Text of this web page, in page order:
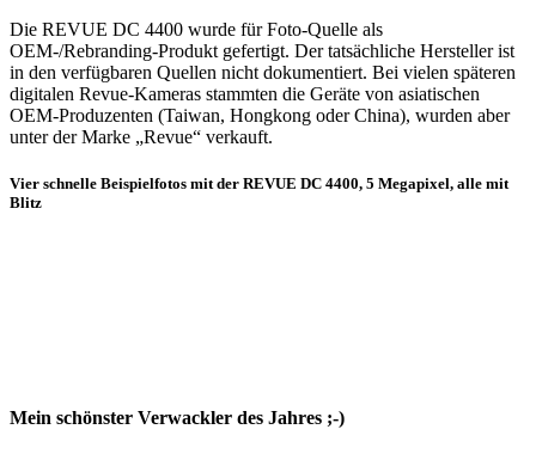
Die REVUE DC 4400 wurde für Foto-Quelle als
OEM-/Rebranding-Produkt gefertigt. Der tatsächliche Hersteller ist
in den verfügbaren Quellen nicht dokumentiert. Bei vielen späteren
digitalen Revue-Kameras stammten die Geräte von asiatischen
OEM-Produzenten (Taiwan, Hongkong oder China), wurden aber
unter der Marke „Revue“ verkauft.
Vier schnelle Beispielfotos mit der REVUE DC 4400, 5 Megapixel, alle mit
Blitz
Mein schönster Verwackler des Jahres ;-)